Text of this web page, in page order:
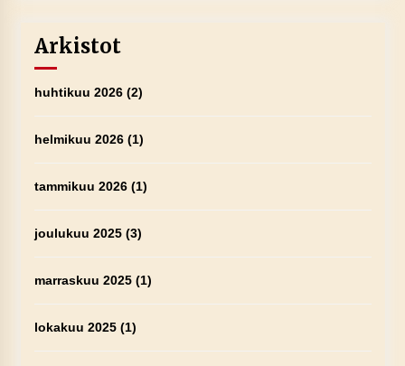
Arkistot
huhtikuu 2026(2)
helmikuu 2026(1)
tammikuu 2026(1)
joulukuu 2025(3)
marraskuu 2025(1)
lokakuu 2025(1)